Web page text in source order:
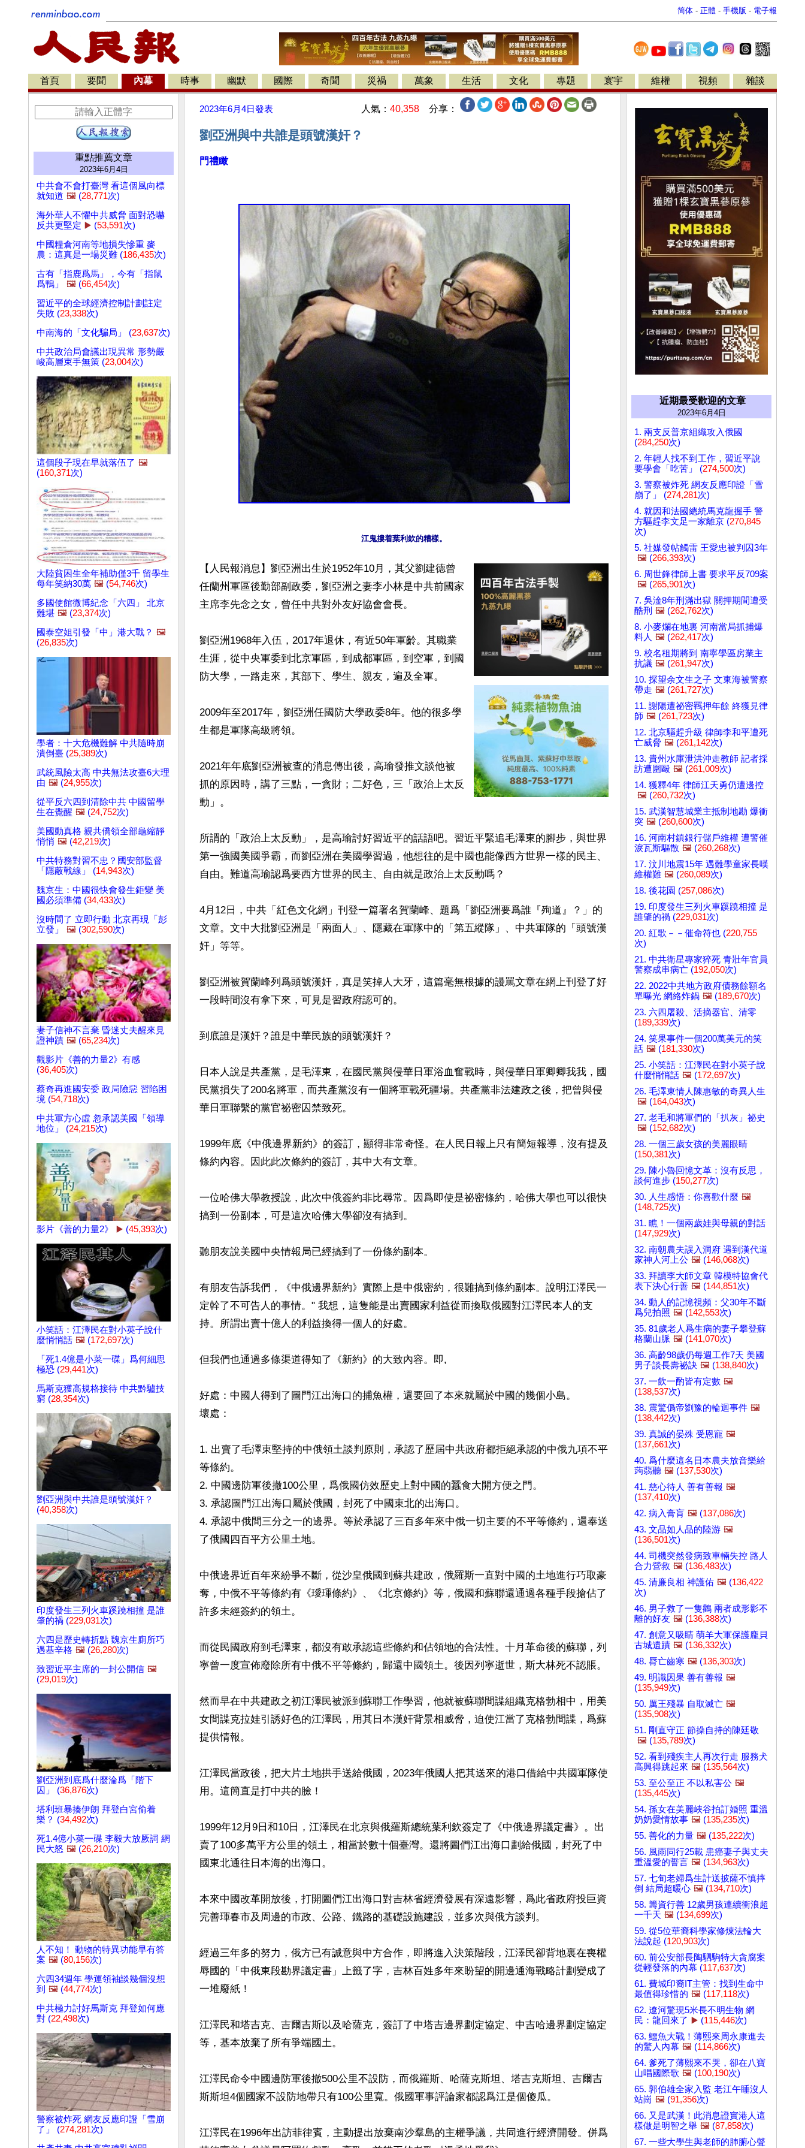
简体 - 正體 - 手機版 - 電子報
首頁 要聞 內幕 時事 幽默 國際 奇聞 災禍 萬象 生活 文化 專題 寰宇 維權 視頻 雜談
重點推薦文章
2023年6月4日
中共會不會打臺灣 看這個風向標
就知道 🖼️ (28,771次)
海外華人不懼中共威脅 面對恐嚇
反共更堅定 ▶️ (53,591次)
中國糧倉河南等地損失慘重 麥
農：這真是一場災難 (186,435次)
古有「指鹿爲馬」，今有「指鼠
爲鴨」
🖼️ (66,454次)
習近平的全球經濟控制計劃註定
失敗 (23,338次)
中南海的「文化騙局」 (23,637次)
中共政治局會議出現異常 形勢嚴
峻高層束手無策 (23,004次)
這個段子現在早就落伍了 🖼️
(160,371次)
大陸貧困生全年補助僅3千 留學生
每年笑納30萬 🖼️ (54,746次)
多國使館微博紀念「六四」 北京
難堪 🖼️ (23,374次)
國泰空姐引發「中」港大戰？ 🖼️
(26,835次)
學者：十大危機難解 中共隨時崩
潰倒臺 (25,389次)
武統風險太高 中共無法攻臺6大理
由 🖼️ (24,955次)
從平反六四到清除中共 中國留學
生在覺醒 🖼️ (24,752次)
美國動真格 親共僑領全部龜縮靜
悄悄 🖼️ (42,219次)
中共特務對習不忠？國安部監督
「隱蔽戰線」 (14,943次)
魏京生：中國很快會發生鉅變 美
國必須準備 (34,433次)
沒時間了 立即行動 北京再現「彭
立發」
🖼️ (302,590次)
妻子信神不言棄 昏迷丈夫醒來見
證神蹟 🖼️ (65,234次)
觀影片《善的力量2》有感
(36,405次)
蔡奇再進國安委 政局險惡 習陷困
境 (54,718次)
中共軍方心虛 忽承認美國「領導
地位」 (24,215次)
影片《善的力量2》 ▶️ (45,393次)
小笑話：江澤民在對小英子說什
麼悄悄話 🖼️ (172,697次)
「死1.4億是小菜一碟」爲何細思
極恐 (29,441次)
馬斯克獲高規格接待 中共黔驢技
窮 (28,354次)
劉亞洲與中共誰是頭號漢奸？
(40,358次)
印度發生三列火車蹊蹺相撞 是誰
肇的禍 (229,031次)
六四是歷史轉折點 魏京生廁所巧
遇基辛格 🖼️ (26,280次)
致習近平主席的一封公開信 🖼️
(29,019次)
劉亞洲到底爲什麼淪爲「階下
囚」 (36,876次)
塔利班暴揍伊朗 拜登白宮偷着
樂？ (34,492次)
死1.4億小菜一碟 李毅大放厥詞 網
民大怒 🖼️ (26,210次)
人不知！ 動物的特異功能早有答
案 🖼️ (80,156次)
六四34週年 學運領袖談幾個沒想
到 🖼️ (44,774次)
中共極力討好馬斯克 拜登如何應
對 (22,498次)
警察被炸死 網友反應印證「雪崩
了」 (274,281次)
2023年6月4日發表 人氣： 40,358 分享：
劉亞洲與中共誰是頭號漢奸？
門禮瞰
江鬼摟着葉利欽的糟樣。
【人民報消息】劉亞洲出生於1952年10月，其父劉建德曾
任蘭州軍區後勤部副政委，劉亞洲之妻李小林是中共前國家
主席李先念之女，曾任中共對外友好協會會長。
劉亞洲1968年入伍，2017年退休，有近50年軍齡。其職業
生涯，從中央軍委到北京軍區，到成都軍區，到空軍，到國
防大學，一路走來，其部下、學生、親友，遍及全軍。
2009年至2017年，劉亞洲任國防大學政委8年。他的很多學
生都是軍隊高級將領。
2021年年底劉亞洲被查的消息傳出後，高瑜發推文談他被
抓的原因時，講了三點，一貪財；二好色，三「政治上太反
動」。
所謂的「政治上太反動」，是高瑜討好習近平的話語吧。習近平緊追毛澤東的腳步，與世界
第一強國美國爭霸，而劉亞洲在美國學習過，他想往的是中國也能像西方世界一樣的民主、
自由。難道高瑜認爲要西方世界的民主、自由就是政治上太反動嗎？
4月12日，中共「紅色文化網」刊登一篇署名賀蘭峰、題爲「劉亞洲要爲誰『殉道』？」的
文章。文中大批劉亞洲是「兩面人」、隱藏在軍隊中的「第五縱隊」、中共軍隊的「頭號漢
奸」等等。
劉亞洲被賀蘭峰列爲頭號漢奸，真是笑掉人大牙，這篇毫無根據的謾罵文章在網上刊登了好
一段時間沒有拿下來，可見是習政府認可的。
到底誰是漢奸？誰是中華民族的頭號漢奸？
日本人說是共產黨，是毛澤東，在國民黨與侵華日軍浴血奮戰時，與侵華日軍卿卿我我，國
民黨損失了200名將軍，而共產黨沒有一個將軍戰死疆場。共產黨非法建政之後，把曾與侵
華日軍聯繫的黨官祕密囚禁致死。
1999年底《中俄邊界新約》的簽訂，顯得非常奇怪。在人民日報上只有簡短報導，沒有提及
條約內容。因此此次條約的簽訂，其中大有文章。
一位哈佛大學教授說，此次中俄簽約非比尋常。因爲即使是祕密條約，哈佛大學也可以很快
搞到一份副本，可是這次哈佛大學卻沒有搞到。
聽朋友說美國中央情報局已經搞到了一份條約副本。
有朋友告訴我們，《中俄邊界新約》實際上是中俄密約，很難搞到條約副本。說明江澤民一
定幹了不可告人的事情。" 我想，這隻能是出賣國家利益從而換取俄國對江澤民本人的支
持。所謂出賣十億人的利益換得一個人的好處。
但我們也通過多條渠道得知了《新約》的大致內容。即,
好處：中國人得到了圖門江出海口的捕魚權，還要回了本來就屬於中國的幾個小島。
壞處：
1. 出賣了毛澤東堅持的中俄領土談判原則，承認了歷屆中共政府都拒絕承認的中俄九項不平
等條約。
2. 中國邊防軍後撤100公里，爲俄國仿效歷史上對中國的蠶食大開方便之門。
3. 承認圖門江出海口屬於俄國，封死了中國東北的出海口。
4. 承認中俄間三分之一的邊界。等於承認了三百多年來中俄一切主要的不平等條約，還奉送
了俄國四百平方公里土地。
中俄邊界近百年來紛爭不斷，從沙皇俄國到蘇共建政，俄羅斯一直對中國的土地進行巧取豪
奪，中俄不平等條約有《璦琿條約》、《北京條約》等，俄國和蘇聯還通過各種手段搶佔了
許多未經簽約的領土。
而從民國政府到毛澤東，都沒有敢承認這些條約和佔領地的合法性。十月革命後的蘇聯，列
寧曾一度宣佈廢除所有中俄不平等條約，歸還中國領土。後因列寧逝世，斯大林死不認賬。
然而早在中共建政之初江澤民被派到蘇聯工作學習，他就被蘇聯間諜組織克格勃相中，用美
女間諜克拉娃引誘好色的江澤民，用其日本漢奸背景相威脅，迫使江當了克格勃間諜，爲蘇
提供情報。
江澤民當政後，把大片土地拱手送給俄國，2023年俄國人把其送來的港口借給中共國軍隊使
用。這簡直是打中共的臉！
1999年12月9日和10日，江澤民在北京與俄羅斯總統葉利欽簽定了《中俄邊界議定書》。出
賣了100多萬平方公里的領土，相當於數十個臺灣。還將圖們江出海口劃給俄國，封死了中
國東北通往日本海的出海口。
本來中國改革開放後，打開圖們江出海口對吉林省經濟發展有深遠影響，爲此省政府投巨資
完善琿春市及周邊的市政、公路、鐵路的基礎設施建設，並多次與俄方談判。
經過三年多的努力，俄方已有誠意與中方合作，即將進入決策階段，江澤民卻背地裏在喪權
辱國的「中俄東段勘界議定書」上籤了字，吉林百姓多年來盼望的開邊通海戰略計劃變成了
一堆廢紙！
江澤民和塔吉克、吉爾吉斯以及哈薩克，簽訂了中塔吉邊界劃定協定、中吉哈邊界劃定協定
等，基本放棄了所有爭端國土。
江澤民命令中國邊防軍後撤500公里不設防，而俄羅斯、哈薩克斯坦、塔吉克斯坦、吉爾吉
斯斯坦4個國家不設防地帶只有100公里寬。俄國軍事評論家都認爲江是個傻瓜。
江澤民在1996年出訪菲律賓，主動提出放棄南沙羣島的主權爭議，共同進行經濟開發。併爲
近期最受歡迎的文章
2023年6月4日
1. 兩支反普京組織攻入俄國
(284,250次)
2. 年輕人找不到工作，習近平說
要學會「吃苦」 (274,500次)
3. 警察被炸死 網友反應印證「雪
崩了」 (274,281次)
4. 就因和法國總統馬克龍握手 警
方驅趕李文足一家離京 (270,845
次)
5. 社媒發帖觸雷 王愛忠被判囚3年
🖼️ (266,393次)
6. 周世鋒律師上書 要求平反709案
🖼️ (265,901次)
7. 吳淦8年刑滿出獄 關押期間遭受
酷刑 🖼️ (262,762次)
8. 小麥爛在地裏 河南當局抓捕爆
料人 🖼️ (262,417次)
9. 校名租期將到 南寧學區房業主
抗議 🖼️ (261,947次)
10. 探望余文生之子 文東海被警察
帶走 🖼️ (261,727次)
11. 謝陽遭祕密羈押年餘 終獲見律
師 🖼️ (261,723次)
12. 北京驅趕升級 律師李和平遭死
亡威脅 🖼️ (261,142次)
13. 貴州水庫泄洪沖走教師 記者採
訪遭圍毆 🖼️ (261,009次)
14. 獲釋4年 律師江天勇仍遭邊控
🖼️ (260,732次)
15. 武漢智慧城業主抵制地勘 爆衝
突 🖼️ (260,600次)
16. 河南村鎮銀行儲戶維權 遭警催
淚瓦斯驅散 🖼️ (260,268次)
17. 汶川地震15年 遇難學童家長嘆
維權難 🖼️ (260,089次)
18. 後花園 (257,086次)
19. 印度發生三列火車蹊蹺相撞 是
誰肇的禍 (229,031次)
20. 紅歌－－催命符也 (220,755
次)
21. 中共衛星專家猝死 青壯年官員
警察成串病亡 (192,050次)
22. 2022中共地方政府債務餘額名
單曝光 網絡炸鍋 🖼️ (189,670次)
23. 六四屠殺、活摘器官、清零
(189,339次)
24. 笑果事件一個200萬美元的笑
話 🖼️ (181,330次)
25. 小笑話：江澤民在對小英子說
什麼悄悄話 🖼️ (172,697次)
26. 毛澤東情人陳惠敏的奇異人生
🖼️ (164,043次)
27. 老毛和將軍們的「扒灰」祕史
🖼️ (152,682次)
28. 一個三歲女孩的美麗眼睛
(150,381次)
29. 陳小魯回憶文革：沒有反思，
談何進步 (150,277次)
30. 人生感悟：你喜歡什麼 🖼️
(148,725次)
31. 瞧！一個兩歲娃與母親的對話
(147,929次)
32. 南朝農夫誤入洞府 遇到漢代道
家神人河上公 🖼️ (146,068次)
33. 拜讀李大師文章 韓模特協會代
表下決心行善 🖼️ (144,851次)
34. 動人的記憶視頻：父30年不斷
爲兒拍照 🖼️ (142,553次)
35. 81歲老人爲生病的妻子攀登蘇
格蘭山脈 🖼️ (141,070次)
36. 高齡98歲仍每週工作7天 美國
男子談長壽祕訣 🖼️ (138,840次)
37. 一飲一酌皆有定數 🖼️
(138,537次)
38. 震驚僞帝劉豫的輪迴事件 🖼️
(138,442次)
39. 真誠的晏殊 受恩寵 🖼️
(137,661次)
40. 爲什麼這名日本農夫放音樂給
蒟蒻聽 🖼️ (137,530次)
41. 慈心待人 善有善報 🖼️
(137,410次)
42. 病入膏肓 🖼️ (137,086次)
43. 文品如人品的陸游 🖼️
(136,501次)
44. 司機突然發病致車輛失控 路人
合力營救 🖼️ (136,483次)
45. 清廉良相 神護佑 🖼️ (136,422
次)
46. 男子救了一隻鸛 兩者成形影不
離的好友 🖼️ (136,388次)
47. 創意又吸睛 萌羊大軍保護龐貝
古城遺蹟 🖼️ (136,332次)
48. 脣亡齒寒 🖼️ (136,303次)
49. 明識因果 善有善報 🖼️
(135,949次)
50. 厲王殘暴 自取滅亡 🖼️
(135,908次)
51. 剛直守正 節操自持的陳廷敬
🖼️ (135,789次)
52. 看到殘疾主人再次行走 服務犬
高興得跳起來 🖼️ (135,564次)
53. 至公至正 不以私害公 🖼️
(135,445次)
54. 孫女在美麗峽谷拍訂婚照 重溫
奶奶愛情故事 🖼️ (135,235次)
55. 善化的力量 🖼️ (135,222次)
56. 風雨同行25載 患癌妻子與丈夫
重溫愛的誓言 🖼️ (134,963次)
57. 七旬老婦爲生計送披薩不慎摔
倒 結局超暖心 🖼️ (134,710次)
58. 籌資行善 12歲男孩連續衝浪超
一千天 🖼️ (134,699次)
59. 從5位華裔科學家修煉法輪大
法說起 (120,903次)
60. 前公安部長陶駟駒特大貪腐案
從輕發落的內幕 (117,637次)
61. 費城印裔IT主管：找到生命中
最值得珍惜的 🖼️ (117,118次)
62. 遼河驚現5米長不明生物 網
民：龍回來了 ▶️ (115,446次)
63. 鱷魚大戰！薄熙來周永康進去
的驚人內幕 🖼️ (114,866次)
64. 爹死了薄熙來不哭，卻在八寶
山唱國際歌 🖼️ (100,190次)
65. 郭伯雄全家入監 老江午睡沒人
站崗 🖼️ (91,356次)
66. 又是武漢！此消息證實港人這
樣做是明智之舉 🖼️ (87,858次)
67. 一些大學生與老師的肺腑心聲